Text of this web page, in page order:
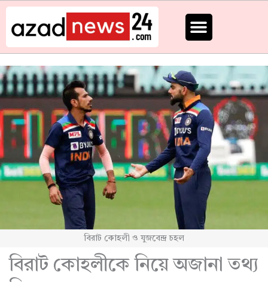
Skip
content
বিরাট কোহলী ও যুজবেন্দ্র চহল
বিরাট কোহলীকে নিয়ে অজানা তথ্য